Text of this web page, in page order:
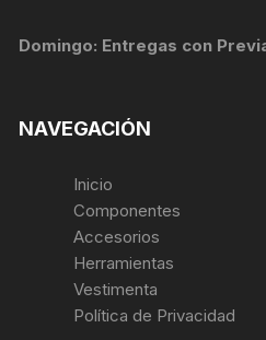
Domingo: Entregas con
NAVEGACIÓN
Inicio
Componentes
Accesorios
Herramientas
Vestimenta
Política de Privacidad